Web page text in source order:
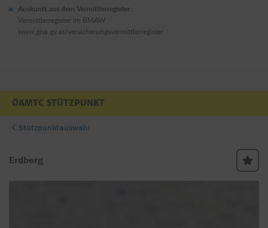
Auskunft aus dem Vermittlerregister:
Vermittlerregister im BMAW
www.gisa.gv.at/versicherungsvermittlerregister
ÖAMTC STÜTZPUNKT